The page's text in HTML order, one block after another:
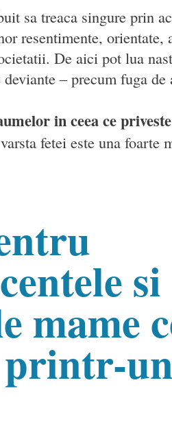
sa treaca singure prin
resentimente, orientate,
De aici pot lua
– precum fuga de
in ceea ce
fetei este una foarte
si
mame